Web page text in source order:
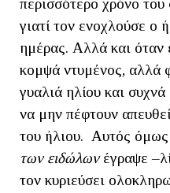
περισσότερο χρόνο
γιατί τον ενοχλούσε ο
ημέρας. Αλλά και όταν
κομψά ντυμένος, αλλά
γυαλιά ηλίου και
να μην πέφτουν
του ήλιου. Αυτός
των ειδώλωνέγραψε
τον κυριεύσει